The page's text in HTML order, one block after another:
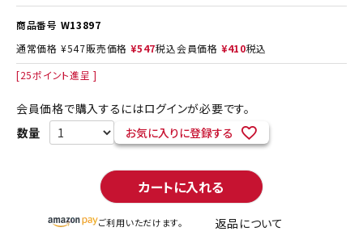
商品番号 W13897
通常価格 ¥547販売価格 ¥547税込会員価格 ¥410税込
[25ポイント進呈 ]
会員価格で購入するにはログインが必要です。
お気に入りに登録する
カートに入れる
ご利用いただけます。 返品について